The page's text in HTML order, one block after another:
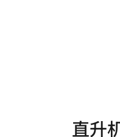
直升